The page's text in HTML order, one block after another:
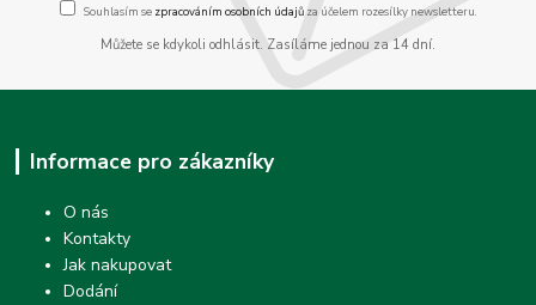
Souhlasím se zpracováním osobních údajůza účelem rozesílky newsletteru.
Můžete se kdykoli odhlásit. Zasíláme jednou za 14 dní.
Informace pro zákazníky
O nás
Kontakty
Jak nakupovat
Dodání